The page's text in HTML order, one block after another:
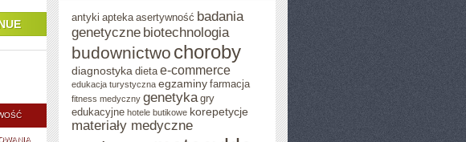
NOWOŚCI
antyki apteka asertywność badania
genetyczne biotechnologia
budownictwo choroby
diagnostyka dieta e-commerce
edukacja turystyczna egzaminy farmacja
fitness medyczny genetyka gry
edukacyjne hotele butikowe korepetycje
materiały medyczne